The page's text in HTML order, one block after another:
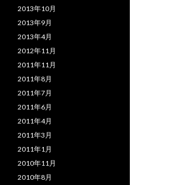
2013年10月
2013年9月
2013年4月
2012年11月
2011年11月
2011年8月
2011年7月
2011年6月
2011年4月
2011年3月
2011年1月
2010年11月
2010年8月